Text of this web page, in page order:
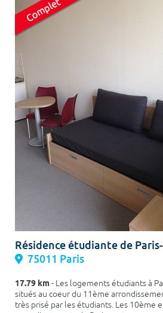
Résidence étudiante de
75011 Paris
17.79 km- Les logements étudiants à
situés au coeur du 11ème
très prisé par les étudiants. Les 10ème